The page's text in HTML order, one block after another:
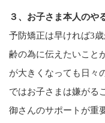
３、お子さま本人のや
予防矯正は早ければ3
齢の為に伝えたいこと
が大きくなっても日々
ではお子さまは嫌がる
御さんのサポートが重